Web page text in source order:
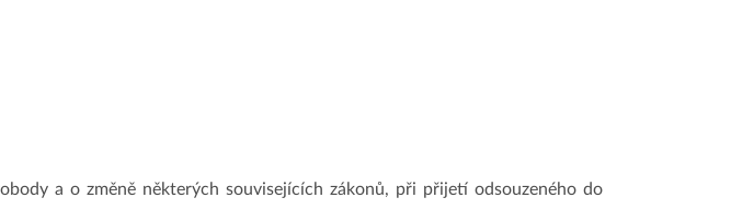
a o změně některých souvisejících zákonů, při přijetí odsouzeného do